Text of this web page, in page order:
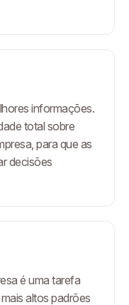
informações.
total sobre
para que as
decisões
é uma tarefa
altos padrões